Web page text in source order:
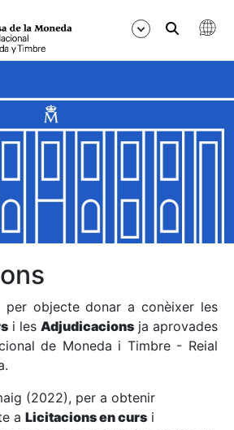
objecte donar a conèixer les
i les Adjudicacions ja aprovades
de Moneda i Timbre - Reial
(2022), per a obtenir
a Licitacions en curs i